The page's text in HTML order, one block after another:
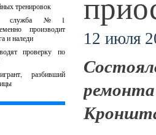
тренировок
служба №1
производит
и наледи
проверку по
разбивший
12 июля